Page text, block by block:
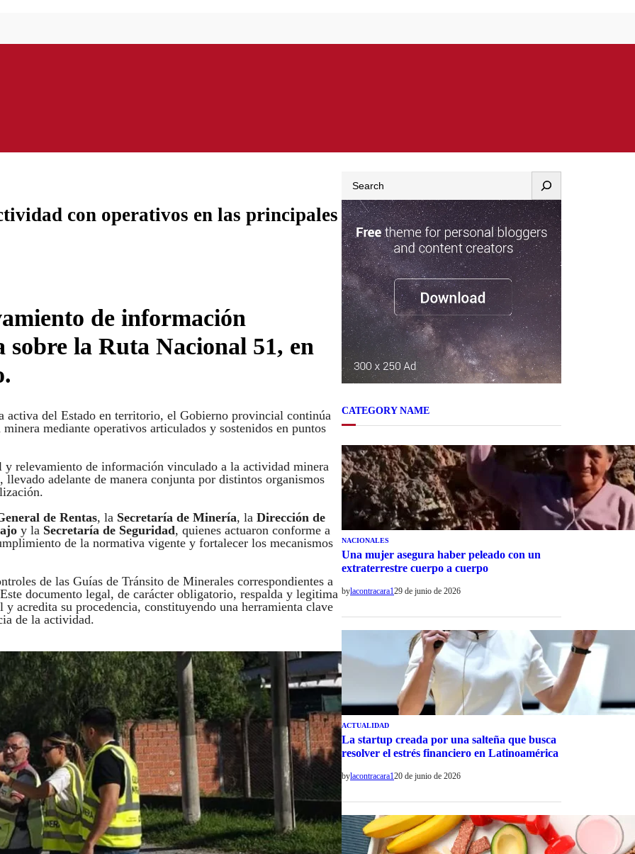
con operativos en las principales
de información
la Ruta Nacional 51, en
activa del Estado en territorio, el Gobierno provincial continúa
mediante operativos articulados y sostenidos en puntos
relevamiento de información vinculado a la actividad minera
adelante de manera conjunta por distintos organismos
de Rentas, la Secretaría de Minería, la Dirección de
y la Secretaría de Seguridad, quienes actuaron conforme a
de la normativa vigente y fortalecer los mecanismos
de las Guías de Tránsito de Minerales correspondientes a
documento legal, de carácter obligatorio, respalda y legitima
acredita su procedencia, constituyendo una herramienta clave
de la actividad.
CATEGORY NAME
NACIONALES
Una mujer asegura haber peleado con un
extraterrestre cuerpo a cuerpo
bylacontracara129 de junio de 2026
ACTUALIDAD
La startup creada por una salteña que busca
resolver el estrés financiero en Latinoamérica
bylacontracara120 de junio de 2026